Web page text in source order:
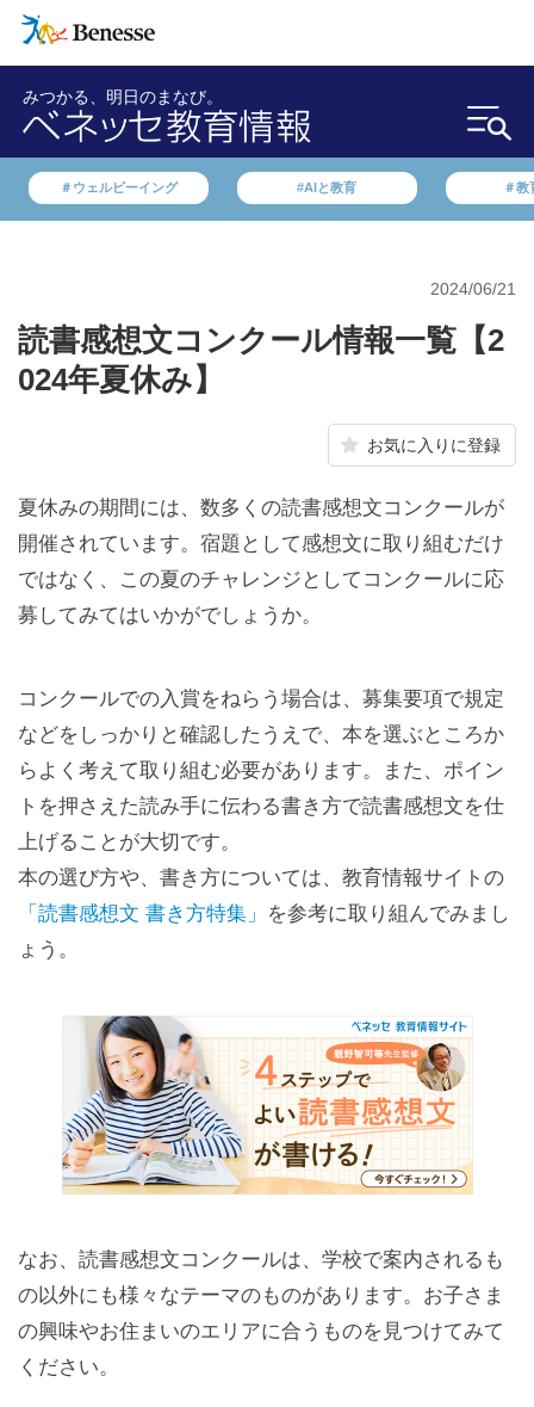
みつかる、明日のまなび。
＃ウェルビーイング #AIと教育 ＃教
2024/06/21
読書感想文コンクール情報一覧【2
024年夏休み】
お気に入りに登録
夏休みの期間には、数多くの読書感想文コンクールが
開催されています。宿題として感想文に取り組むだけ
ではなく、この夏のチャレンジとしてコンクールに応
募してみてはいかがでしょうか。
コンクールでの入賞をねらう場合は、募集要項で規定
などをしっかりと確認したうえで、本を選ぶところか
らよく考えて取り組む必要があります。また、ポイン
トを押さえた読み手に伝わる書き方で読書感想文を仕
上げることが大切です。
本の選び方や、書き方については、教育情報サイトの
「読書感想文 書き方特集」
を参考に取り組んでみまし
ょう。
なお、読書感想文コンクールは、学校で案内されるも
の以外にも様々なテーマのものがあります。お子さま
の興味やお住まいのエリアに合うものを見つけてみて
ください。